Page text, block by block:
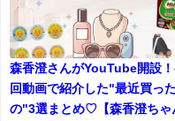
森香澄さんがYouTube開設
回動画で紹介した"最近買っ
の"3選まとめ♡【森香澄ちゃ